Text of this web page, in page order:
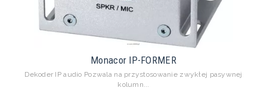
Monacor IP-FORMER
Dekoder IP audio Pozwala na przystosowanie zwykłej pasywnej
kolumn...